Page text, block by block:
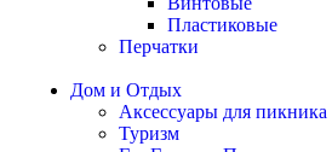
Пластиковые
Перчатки
Дом и Отдых
Аксессуары для пикника
Туризм